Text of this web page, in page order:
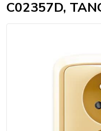
C02357D,